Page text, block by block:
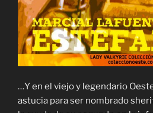
…Y en el viejo y legendario
astucia para ser nombrado